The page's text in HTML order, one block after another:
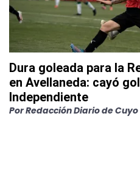
Dura goleada para la
en Avellaneda: cayó
Independiente
PorRedacción Diario de Cuyo